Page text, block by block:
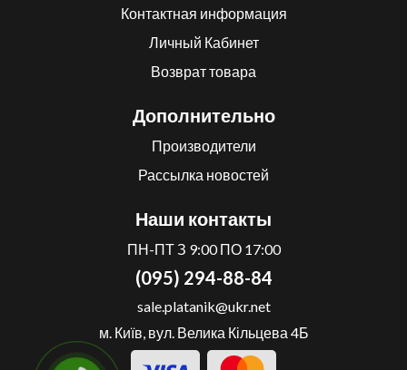
Контактная информация
Личный Кабинет
Возврат товара
Дополнительно
Производители
Рассылка новостей
Наши контакты
ПН-ПТ З 9:00 ПО 17:00
(095) 294-88-84
sale.platanik@ukr.net
м. Київ, вул. Велика Кільцева 4Б